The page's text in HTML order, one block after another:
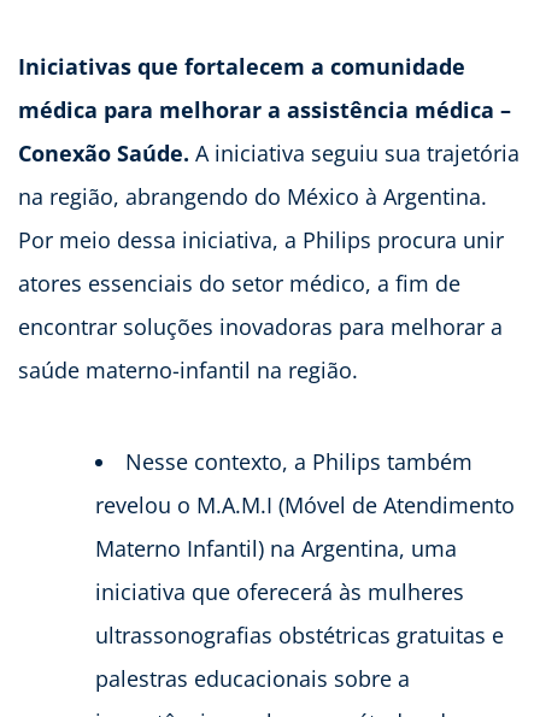
Iniciativas que fortalecem a comunidade
médica para melhorar a assistência médica –
Conexão Saúde. A iniciativa seguiu sua trajetória
na região, abrangendo do México à Argentina.
Por meio dessa iniciativa, a Philips procura unir
atores essenciais do setor médico, a fim de
encontrar soluções inovadoras para melhorar a
saúde materno-infantil na região.
Nesse contexto, a Philips também
revelou o M.A.M.I (Móvel de Atendimento
Materno Infantil) na Argentina, uma
iniciativa que oferecerá às mulheres
ultrassonografias obstétricas gratuitas e
palestras educacionais sobre a